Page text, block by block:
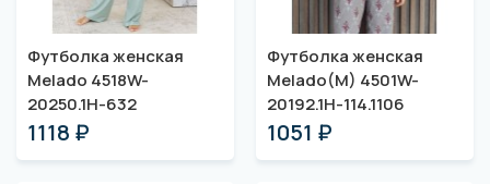
Футболка женская
Melado 4518W-
20250.1H-632
1118 ₽
Футболка женская
Melado(M) 4501W-
20192.1H-114.1106
1051 ₽